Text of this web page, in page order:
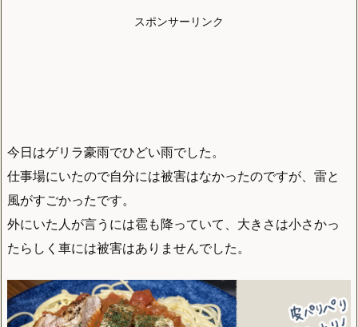
スポンサーリンク
今日はゲリラ豪雨でひどい雨でした。
仕事場にいたので自分には被害はなかったのですが、雷と
風がすごかったです。
外にいた人が言うには雹も降っていて、大きさは小さかっ
たらしく車には被害はありませんでした。